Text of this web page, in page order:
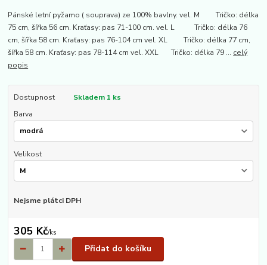
Pánské letní pyžamo ( souprava) ze 100% bavlny. vel. M Tričko: délka
75 cm, šířka 56 cm. Kraťasy: pas 71-100 cm. vel. L Tričko: délka 76
cm, šířka 58 cm. Kraťasy: pas 76-104 cm vel. XL Tričko: délka 77 cm,
šířka 58 cm. Kraťasy: pas 78-114 cm vel. XXL Tričko: délka 79 ... celý
popis
Dostupnost
Skladem 1 ks
Barva
Velikost
Nejsme plátci DPH
305 Kč/ks
Přidat do košíku